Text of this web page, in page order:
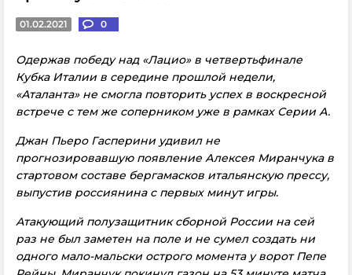
01.02.2021 0
Одержав победу над «Лацио» в четвертьфинале
Кубка Италии в середине прошлой недели,
«Аталанта» не смогла повторить успех в воскресной
встрече с тем же соперником уже в рамках Серии А.
Джан Пьеро Гасперини удивил не
прогнозировавшую появление Алексея Миранчука в
стартовом составе бергамасков итальянскую прессу,
выпустив россиянина с первых минут игры.
Атакующий полузащитник сборной России на сей
раз не был заметен на поле и не сумел создать ни
одного мало-мальски острого момента у ворот Пепе